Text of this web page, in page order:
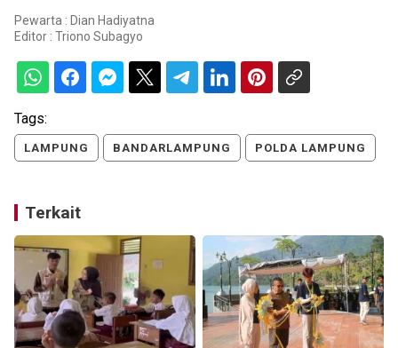
Pewarta : Dian Hadiyatna
Editor : Triono Subagyo
Tags:
LAMPUNG BANDARLAMPUNG POLDA LAMPUNG
Terkait